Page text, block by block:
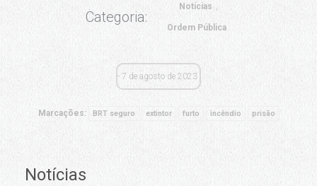
Categoria:
Notícias
Ordem Pública
7 de agosto de 2023
Marcações: BRT seguro extintor furto incêndio prisão
Notícias